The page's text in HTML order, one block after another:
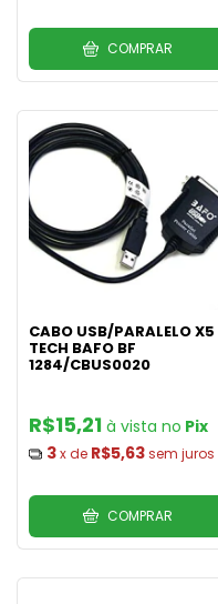
COMPRAR
CABO USB/PARALELO X5
TECH BAFO BF
1284/CBUS0020
R$15,21
Pix
3x de R$5,63sem juros
COMPRAR